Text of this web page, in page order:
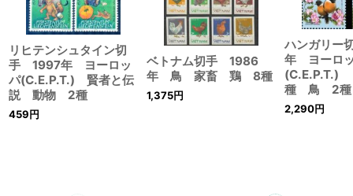
リヒテンシュタイン切
手 1997年 ヨーロッ
パ(C.E.P.T.) 賢者と伝
説 動物 2種
459円
ベトナム切手 1986
年 鳥 家畜 鶏 8種
1,375円
ハンガリ
年 ヨーロ
(C.E.P.T.)
種 鳥 2種
2,290円